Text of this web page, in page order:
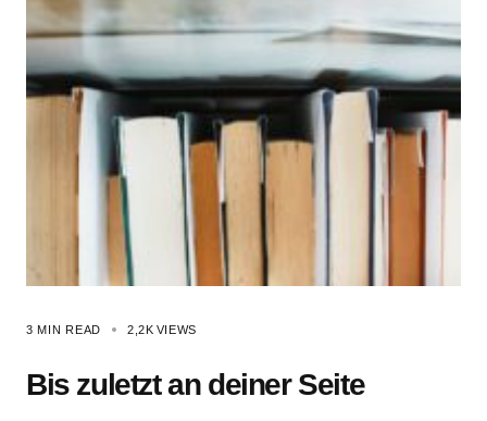
3 MIN READ 2,2K VIEWS
Bis zuletzt an deiner Seite